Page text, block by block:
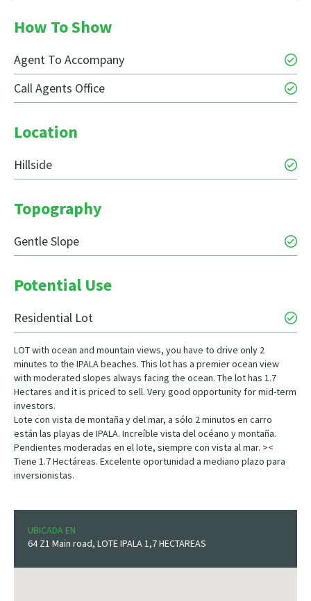
How To Show
Agent To Accompany
Call Agents Office
Location
Hillside
Topography
Gentle Slope
Potential Use
Residential Lot
LOT with ocean and mountain views, you have to drive only 2
minutes to the IPALA beaches. This lot has a premier ocean view
with moderated slopes always facing the ocean. The lot has 1.7
Hectares and it is priced to sell. Very good opportunity for mid-term
investors.
Lote con vista de montaña y del mar, a sólo 2 minutos en carro
están las playas de IPALA. Increíble vista del océano y montaña.
Pendientes moderadas en el lote, siempre con vista al mar. ><
Tiene 1.7 Hectáreas. Excelente oportunidad a mediano plazo para
inversionistas.
UBICADA EN
64 Z1 Main road, LOTE IPALA 1,7 HECTAREAS